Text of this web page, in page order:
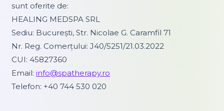
sunt oferite de:
HEALING MEDSPA SRL
Sediu: București, Str. Nicolae G. Caramfil 71
Nr. Reg. Comerțului: J40/5251/21.03.2022
CUI: 45827360
Email: info@spatherapy.ro
Telefon: +40 744 530 020